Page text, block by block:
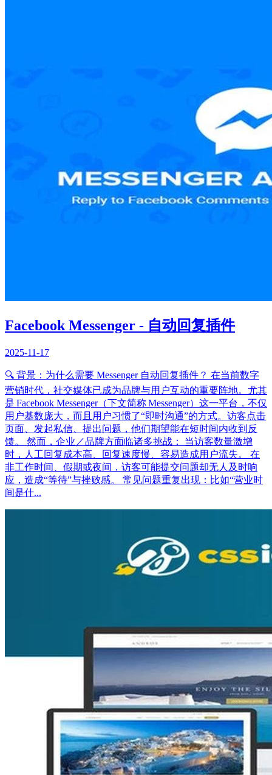
Facebook Messenger - 自动回复插件
2025-11-17
🔍 背景：为什么需要 Messenger 自动回复插件？ 在当前数字
营销时代，社交媒体已成为品牌与用户互动的重要阵地。尤其
是 Facebook Messenger（下文简称 Messenger）这一平台，不仅
用户基数庞大，而且用户习惯了“即时沟通”的方式。访客点击
页面、发起私信、提出问题，他们期望能在短时间内收到反
馈。 然而，企业／品牌方面临诸多挑战： 当访客数量激增
时，人工回复成本高、回复速度慢、容易造成用户流失。 在
非工作时间、假期或夜间，访客可能提交问题却无人及时响
应，造成“等待”与挫败感。 常见问题重复出现：比如“营业时
间是什...